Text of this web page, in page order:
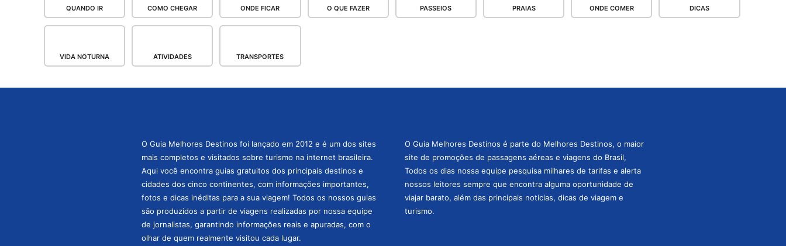
QUANDO IR COMO CHEGAR ONDE FICAR O QUE FAZER PASSEIOS PRAIAS ONDE COMER DICAS
VIDA NOTURNA ATIVIDADES TRANSPORTES
O Guia Melhores Destinos foi lançado em 2012 e é um dos sites
mais completos e visitados sobre turismo na internet brasileira.
Aqui você encontra guias gratuitos dos principais destinos e
cidades dos cinco continentes, com informações importantes,
fotos e dicas inéditas para a sua viagem! Todos os nossos guias
são produzidos a partir de viagens realizadas por nossa equipe
de jornalistas, garantindo informações reais e apuradas, com o
olhar de quem realmente visitou cada lugar.
O Guia Melhores Destinos é parte do Melhores Destinos, o maior
site de promoções de passagens aéreas e viagens do Brasil,
Todos os dias nossa equipe pesquisa milhares de tarifas e alerta
nossos leitores sempre que encontra alguma oportunidade de
viajar barato, além das principais notícias, dicas de viagem e
turismo.